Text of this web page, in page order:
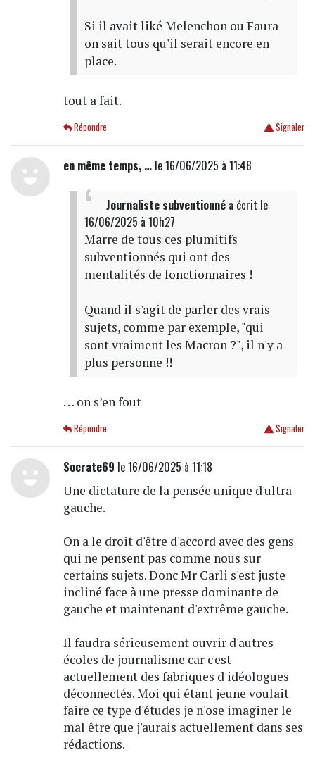
Si il avait liké Melenchon ou Faura
on sait tous qu'il serait encore en
place.
tout a fait.
Signaler
Répondre
en même temps, …le 16/06/2025 à 11:48
Journaliste subventionnéa écrit le
16/06/2025 à 10h27
Marre de tous ces plumitifs
subventionnés qui ont des
mentalités de fonctionnaires !
Quand il s'agit de parler des vrais
sujets, comme par exemple, "qui
sont vraiment les Macron ?", il n'y a
plus personne !!
… on s’en fout
Signaler
Répondre
Socrate69 le 16/06/2025 à 11:18
Une dictature de la pensée unique d'ultra-
gauche.
On a le droit d'être d'accord avec des gens
qui ne pensent pas comme nous sur
certains sujets. Donc Mr Carli s'est juste
incliné face à une presse dominante de
gauche et maintenant d'extrême gauche.
Il faudra sérieusement ouvrir d'autres
écoles de journalisme car c'est
actuellement des fabriques d'idéologues
déconnectés. Moi qui étant jeune voulait
faire ce type d'études je n'ose imaginer le
mal être que j'aurais actuellement dans ses
rédactions.